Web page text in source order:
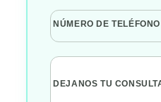
NÚMERO DE TELÉFONO
DEJANOS TU